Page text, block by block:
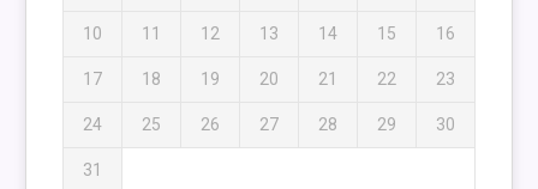
10 11 12 13 14 15 16
17 18 19 20 21 22 23
24 25 26 27 28 29 30
31